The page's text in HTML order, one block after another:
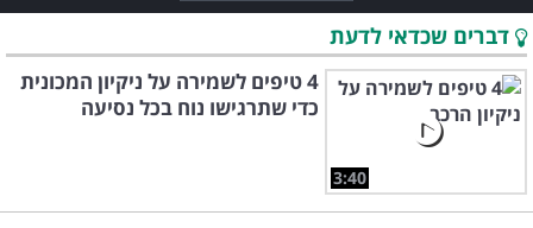
דברים שכדאי לדעת
3:40
4 טיפים לשמירה על ניקיון המכונית
כדי שתרגישו נוח בכל נסיעה